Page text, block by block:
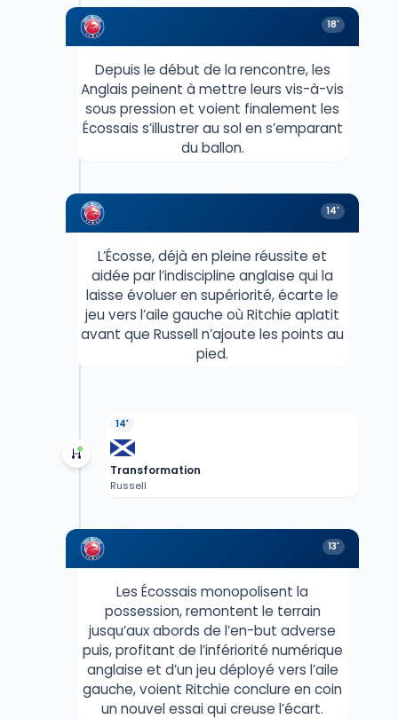
18'
Depuis le début de la rencontre, les
Anglais peinent à mettre leurs vis-à-vis
sous pression et voient finalement les
Écossais s’illustrer au sol en s’emparant
du ballon.
14'
L’Écosse, déjà en pleine réussite et
aidée par l’indiscipline anglaise qui la
laisse évoluer en supériorité, écarte le
jeu vers l’aile gauche où Ritchie aplatit
avant que Russell n’ajoute les points au
pied.
14'
Transformation
Russell
13'
Les Écossais monopolisent la
possession, remontent le terrain
jusqu’aux abords de l’en-but adverse
puis, profitant de l’infériorité numérique
anglaise et d’un jeu déployé vers l’aile
gauche, voient Ritchie conclure en coin
un nouvel essai qui creuse l’écart.